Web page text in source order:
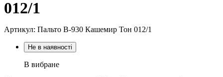
012/1
Артикул: Пальто В-930 Кашемир Тон 012/1
Не в наявності
В вибране